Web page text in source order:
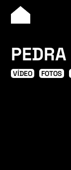
PEDRA
VÍDEO FOTOS